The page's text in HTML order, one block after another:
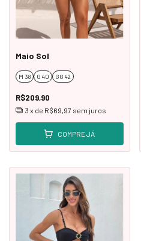
Maio Sol
M 38 G 40 GG 42
R$209,90
3 x de R$69,97 sem juros
COMPRE JÁ